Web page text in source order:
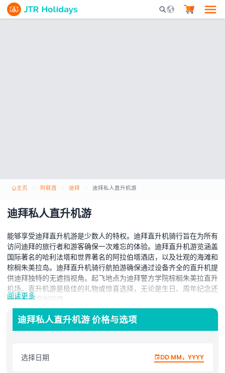
Mobile Search
主页 阿联酋 迪拜 迪拜私人直升机游
迪拜私人直升机游
能够享受迪拜直升机游是少数人的特权。迪拜直升机骑行旨在为所有
访问迪拜的旅行者和游客确保一次难忘的体验。迪拜直升机游览涵盖
国际著名的哈利法塔和世界著名的阿拉伯塔酒店，以及壮观的海滩和
棕榈朱美拉岛。迪拜直升机骑行航拍游确保通过设备齐全的直升机提
供迪拜独特的无遮挡视角。起飞地点为迪拜警方学院棕榈朱美拉直升
机场。直升机游是极佳的礼物或惊喜选择，无论是生日、周年纪念还
是简单的感谢回馈
可选择12分钟至40分钟的专属直升机飞行。享受俯瞰世界著名人工
岛棕榈朱美拉岛、全球最奢华酒店阿拉伯塔及迪拜郁郁葱葱令人惊叹
拜美丽的海滩。
阅读更多
迪拜私人直升机游 价格与选项
选择日期 DD MM，YYYY